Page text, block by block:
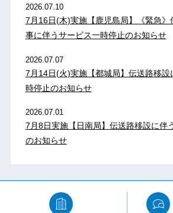
2026.07.10
7月16日(木)実施【鹿児島局】《緊急》
事に伴うサービス一時停止のお知らせ
2026.07.07
7月14日(火)実施【都城局】伝送路移設
時停止のお知らせ
2026.07.01
7月8日実施【日南局】伝送路移設に伴
のお知らせ